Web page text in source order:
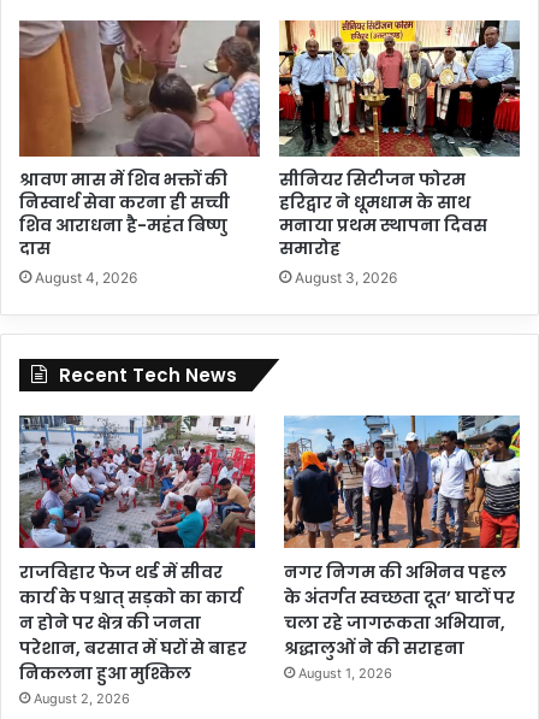
श्रावण मास में शिव भक्तों की
निस्वार्थ सेवा करना ही सच्ची
शिव आराधना है-महंत बिष्णु
दास
August 4, 2026
सीनियर सिटीजन फोरम
हरिद्वार ने धूमधाम के साथ
मनाया प्रथम स्थापना दिवस
समारोह
August 3, 2026
Recent Tech News
राजविहार फेज थर्ड में सीवर
कार्य के पश्चात् सड़को का कार्य
न होने पर क्षेत्र की जनता
परेशान, बरसात में घरों से बाहर
निकलना हुआ मुश्किल
August 2, 2026
नगर निगम की अभिनव पहल
के अंतर्गत स्वच्छता दूत’ घाटों पर
चला रहे जागरूकता अभियान,
श्रद्धालुओं ने की सराहना
August 1, 2026